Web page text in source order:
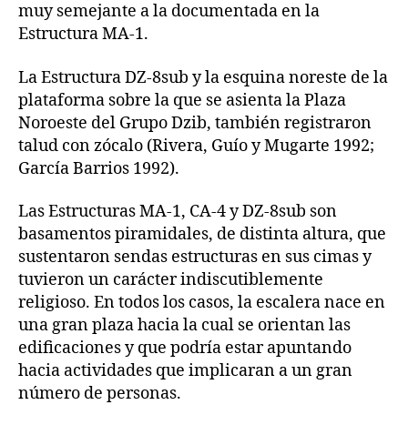
muy semejante a la documentada en la
Estructura MA-1.
La Estructura DZ-8sub y la esquina noreste de la
plataforma sobre la que se asienta la Plaza
Noroeste del Grupo Dzib, también registraron
talud con zócalo (Rivera, Guío y Mugarte 1992;
García Barrios 1992).
Las Estructuras MA-1, CA-4 y DZ-8sub son
basamentos piramidales, de distinta altura, que
sustentaron sendas estructuras en sus cimas y
tuvieron un carácter indiscutiblemente
religioso. En todos los casos, la escalera nace en
una gran plaza hacia la cual se orientan las
edificaciones y que podría estar apuntando
hacia actividades que implicaran a un gran
número de personas.